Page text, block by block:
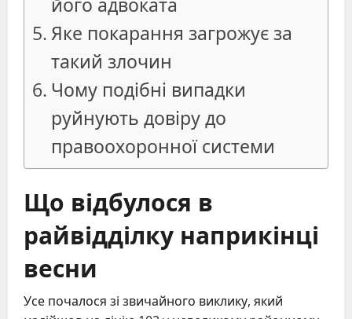
Яке покарання загрожує за
такий злочин
Чому подібні випадки
руйнують довіру до
правоохоронної системи
Що відбулося в
райвідділку наприкінці
весни
Усе почалося зі звичайного виклику, який